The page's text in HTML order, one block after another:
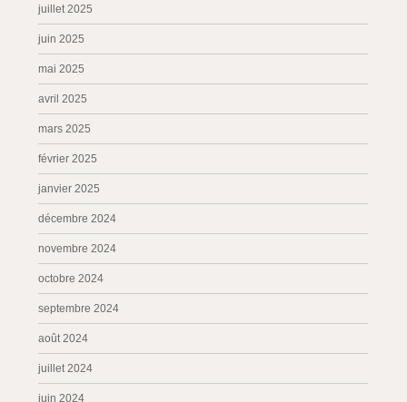
juillet 2025
juin 2025
mai 2025
avril 2025
mars 2025
février 2025
janvier 2025
décembre 2024
novembre 2024
octobre 2024
septembre 2024
août 2024
juillet 2024
juin 2024